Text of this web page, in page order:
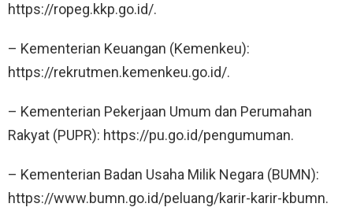
https://ropeg.kkp.go.id/.
– Kementerian Keuangan (Kemenkeu):
https://rekrutmen.kemenkeu.go.id/.
– Kementerian Pekerjaan Umum dan Perumahan
Rakyat (PUPR): https://pu.go.id/pengumuman.
– Kementerian Badan Usaha Milik Negara (BUMN):
https://www.bumn.go.id/peluang/karir-karir-kbumn.